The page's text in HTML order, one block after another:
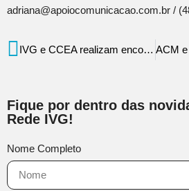
adriana@apoiocomunicacao.com.br /
IVG e CCEA realizam encontro com famílias de jovens do Caixa Tem – Programa Pode Crer
Fique por dentro das
Rede IVG!
Nome Completo